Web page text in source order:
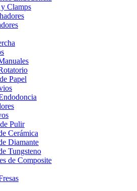
Clamps
Papel
Pulir
Cerámica
Diamante
Tungsteno
de Composite